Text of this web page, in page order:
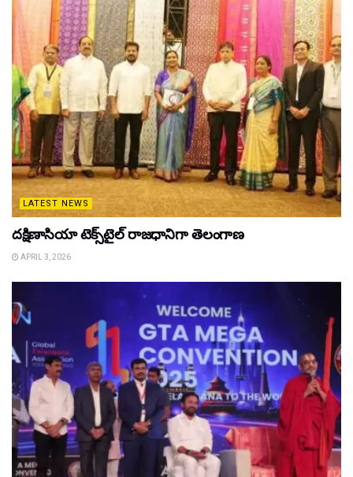
LATEST NEWS
దక్షిణాసియా టెక్స్‌టైల్ రాజధానిగా తెలంగాణ
APRIL 3, 2026